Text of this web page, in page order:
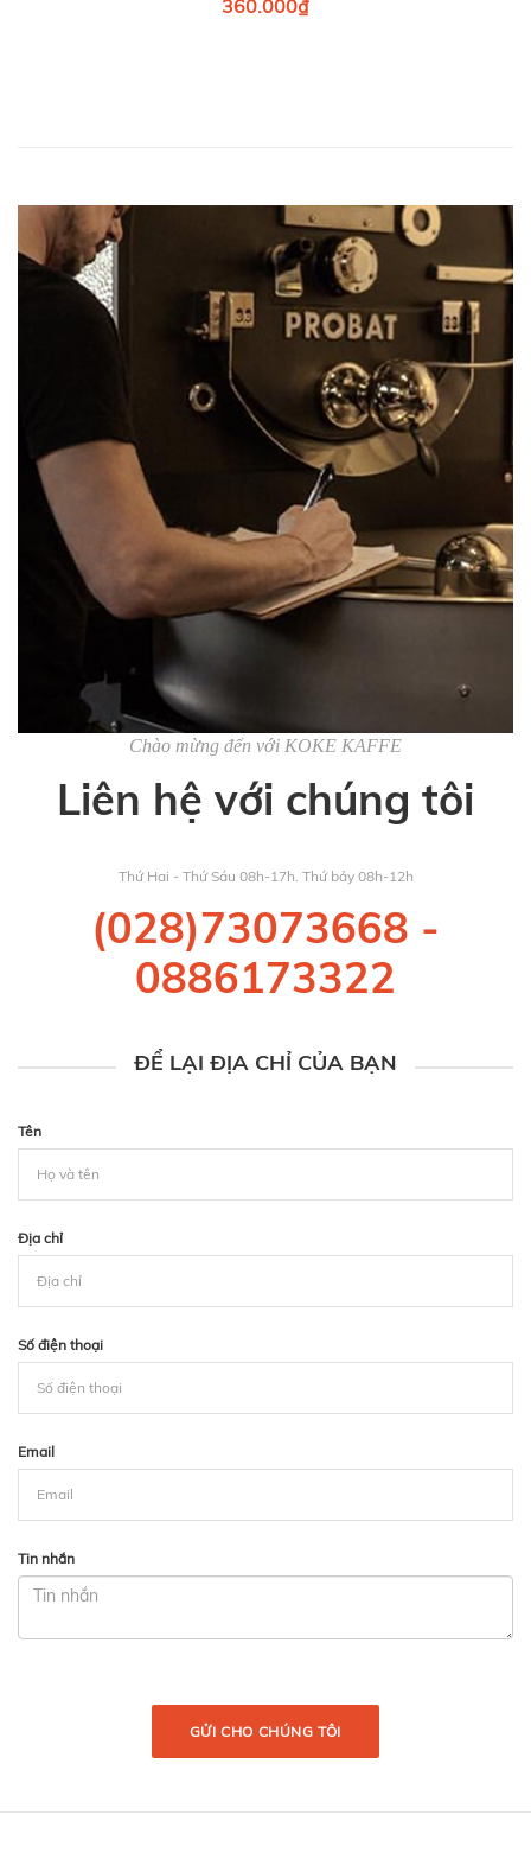
360.000₫
Chào mừng đến với KOKE KAFFE
Liên hệ với chúng tôi
Thứ Hai - Thứ Sáu 08h-17h. Thứ bảy 08h-12h
(028)73073668 -
0886173322
ĐỂ LẠI ĐỊA CHỈ CỦA BẠN
Tên
Địa chỉ
Số điện thoại
Email
Tin nhắn
GỬI CHO CHÚNG TÔI